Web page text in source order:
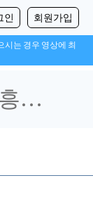
인 회원가입
시는 경우 영상에 최